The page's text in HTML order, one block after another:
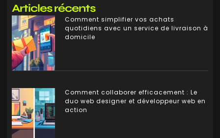
Articles récents
Comment simplifier vos achats
quotidiens avec un service de livraison à
domicile
Comment collaborer efficacement : Le
duo web designer et développeur web en
action